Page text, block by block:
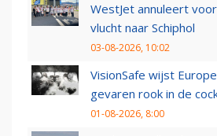
WestJet annuleert
vlucht naar Schiphol
03-08-2026, 10:02
VisionSafe wijst
gevaren rook in de
01-08-2026, 8:00